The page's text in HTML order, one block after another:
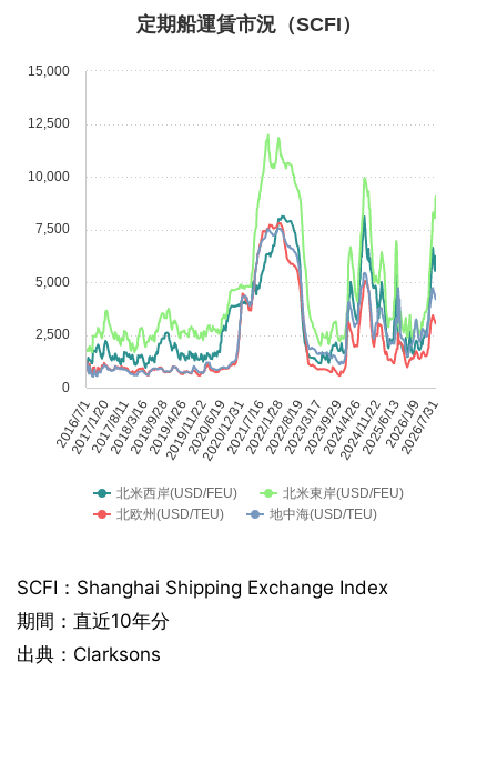
北米西岸(USD/FEU)
北米東岸(USD/FEU)
北欧州(USD/TEU)
地中海(USD/TEU)
定期船運賃市況（SCFI）
2016/7/1 2019/11/22 2023/3/17 2026/7/31
2017/1/20
2017/8/11
2018/3/16
2018/9/28
2019/4/262020/6/19
2020/12/31
2021/7/16
2022/1/28
2022/8/192023/9/29
2024/4/26
2024/11/22
2025/6/132026/1/9
0
2,500
5,000
7,500
10,000
12,500
15,000
SCFI：Shanghai Shipping Exchange Index
期間：直近10年分
出典：Clarksons